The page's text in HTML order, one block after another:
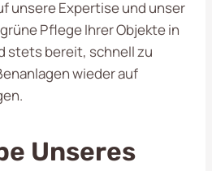
unsere Expertise und unser
Pflege Ihrer Objekte in
stets bereit, schnell zu
wieder auf
Unseres